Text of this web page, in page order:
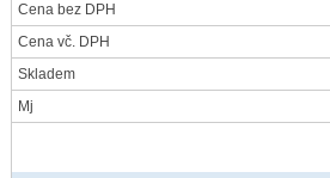
Cena bez DPH
Cena vč. DPH
Skladem
Mj